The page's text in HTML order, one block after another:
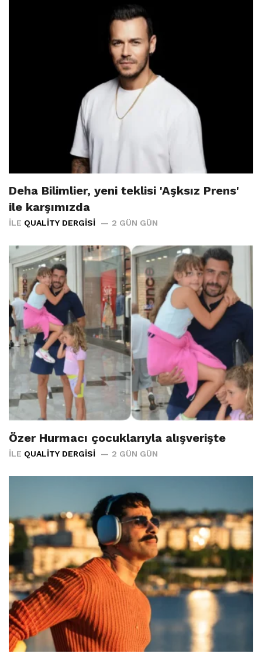
Deha Bilimlier, yeni teklisi 'Aşksız Prens'
ile karşımızda
İLE QUALITY DERGISI 2 GÜN GÜN
Özer Hurmacı çocuklarıyla alışverişte
İLE QUALITY DERGISI 2 GÜN GÜN